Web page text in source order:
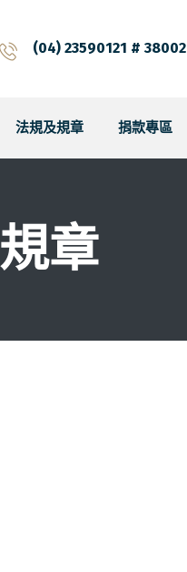
(04) 23590121 # 38002
法規及規章 捐款專區
章